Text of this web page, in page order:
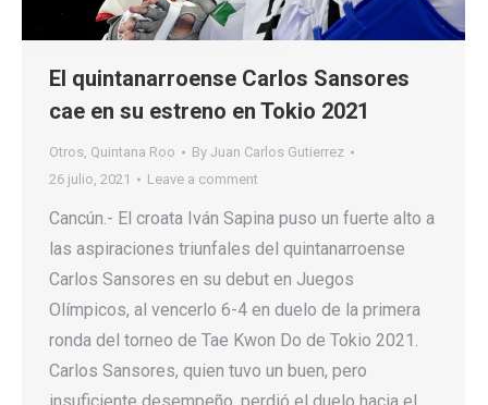
El quintanarroense Carlos Sansores
cae en su estreno en Tokio 2021
Otros, Quintana Roo By Juan Carlos Gutierrez
26 julio, 2021
Leave a comment
Cancún.- El croata Iván Sapina puso un fuerte alto a
las aspiraciones triunfales del quintanarroense
Carlos Sansores en su debut en Juegos
Olímpicos, al vencerlo 6-4 en duelo de la primera
ronda del torneo de Tae Kwon Do de Tokio 2021.
Carlos Sansores, quien tuvo un buen, pero